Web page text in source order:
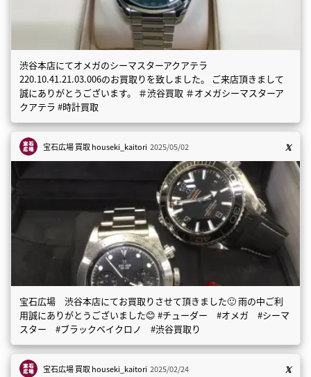
渋谷本店にてオメガのシーマスターアクアテラ
220.10.41.21.03.006のお買取りを致しました。 ご来店頂きまして
誠にありがとうございます。 ＃渋谷買取 ＃オメガシーマスターア
クアテラ #時計買取
宝石広場 買取houseki_kaitori 2025/05/02
宝石広場 渋谷本店にてお買取りさせて頂きました🙂 雨の中ご利
用誠にありがとうございました😊 #チューダー #オメガ #シーマ
スター #ブラックベイクロノ #渋谷買取り
宝石広場 買取houseki_kaitori 2025/02/24